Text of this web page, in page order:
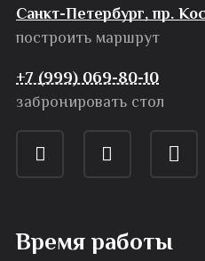
Санкт-Петербург, пр.
построить маршрут
+7 (999) 069-80-10
забронировать стол
Время работы